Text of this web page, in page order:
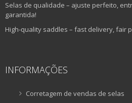
Selas de qualidade – ajuste perfeito,
garantida!
High-quality saddles – fast delivery, fair
INFORMAÇÕES
Corretagem de vendas de selas